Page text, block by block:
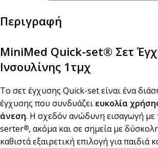
Περιγραφή
MiniMed Quick-set® Σετ
Ινσουλίνης 1τμχ
Το σετ έγχυσης Quick-set είναι ένα
έγχυσης που συνδυάζει ευκολία
άνεση. Η σχεδόν ανώδυνη εισαγωγή με
serter®, ακόμα και σε σημεία με
καθιστά εξαιρετική επιλογή για παιδιά